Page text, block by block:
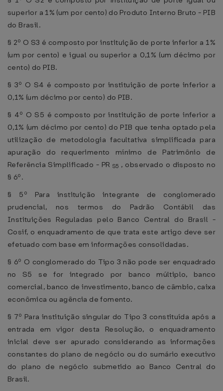
superior a 1% (um por cento) do Produto Interno Bruto - PIB
do Brasil.
§ 2º O S3 é composto por instituição de porte inferior a 1%
(um por cento) e igual ou superior a 0,1% (um décimo por
cento) do PIB.
§ 3º O S4 é composto por instituição de porte inferior a
0,1% (um décimo por cento) do PIB.
§ 4º O S5 é composto por instituição de porte inferior a
0,1% (um décimo por cento) do PIB que tenha optado pela
utilização de metodologia facultativa simplificada para
apuração do requerimento mínimo de Patrimônio de
Referência Simplificado - PRS5 , observado o disposto no
§ 6º.
§ 5º Para instituição integrante de conglomerado
prudencial, nos termos do Padrão Contábil das
Instituições Reguladas pelo Banco Central do Brasil -
Cosif, o enquadramento de que trata este artigo deve ser
efetuado com base em informações consolidadas.
§ 6º O conglomerado do Tipo 3 não pode ser enquadrado
no S5 se for integrado por banco múltiplo, banco
comercial, banco de investimento, banco de câmbio, caixa
econômica ou agência de fomento.
§ 7º Para instituição singular do Tipo 3 constituída após a
entrada em vigor desta Resolução, o enquadramento
inicial deve ser apurado considerando as informações
constantes do plano de negócio ou do sumário executivo
do plano de negócio submetido ao Banco Central do
Brasil.